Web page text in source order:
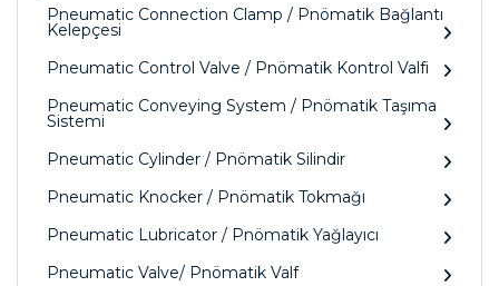
Pneumatic Connection Clamp / Pnömatik Bağlantı
Kelepçesi
Pneumatic Control Valve / Pnömatik Kontrol Valfi
Pneumatic Conveying System / Pnömatik Taşıma
Sistemi
Pneumatic Cylinder / Pnömatik Silindir
Pneumatic Knocker / Pnömatik Tokmağı
Pneumatic Lubricator / Pnömatik Yağlayıcı
Pneumatic Valve/ Pnömatik Valf